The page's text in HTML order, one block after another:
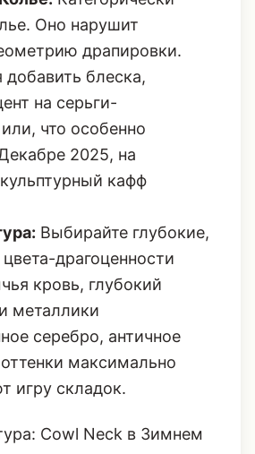
на серьги-
2025, на
Выбирайте глубокие,
драгоценности
кровь, глубокий
металлики
максимально
игру складок.
Cowl Neck в Зимнем
зимнего гардероба
в трикотаже- это